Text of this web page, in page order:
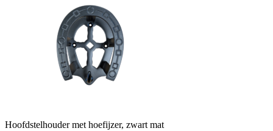
Hoofdstelhouder met hoefijzer, zwart mat